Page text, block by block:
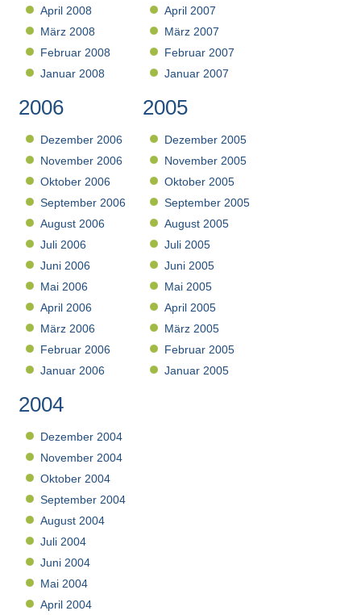
April 2008
März 2008
Februar 2008
Januar 2008
April 2007
März 2007
Februar 2007
Januar 2007
2006
Dezember 2006
November 2006
Oktober 2006
September 2006
August 2006
Juli 2006
Juni 2006
Mai 2006
April 2006
März 2006
Februar 2006
Januar 2006
2005
Dezember 2005
November 2005
Oktober 2005
September 2005
August 2005
Juli 2005
Juni 2005
Mai 2005
April 2005
März 2005
Februar 2005
Januar 2005
2004
Dezember 2004
November 2004
Oktober 2004
September 2004
August 2004
Juli 2004
Juni 2004
Mai 2004
April 2004